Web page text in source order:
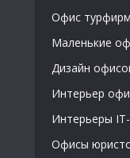
Офис
Маленькие
Дизайн
Интерьер
Интерьеры
Офисы